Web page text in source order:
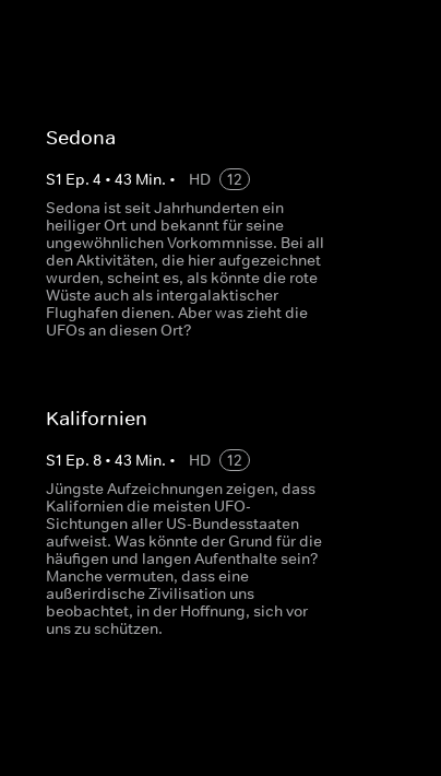
Sedona
S1 Ep. 4 • 43 Min. • HD
12
Sedona ist seit Jahrhunderten ein
heiliger Ort und bekannt für seine
ungewöhnlichen Vorkommnisse. Bei all
den Aktivitäten, die hier aufgezeichnet
wurden, scheint es, als könnte die rote
Wüste auch als intergalaktischer
Flughafen dienen. Aber was zieht die
UFOs an diesen Ort?
Kalifornien
S1 Ep. 8• 43 Min. • HD
12
Jüngste Aufzeichnungen zeigen, dass
Kalifornien die meisten UFO-
Sichtungen aller US-Bundesstaaten
aufweist. Was könnte der Grund für die
häufigen und langen Aufenthalte sein?
Manche vermuten, dass eine
außerirdische Zivilisation uns
beobachtet, in der Hoffnung, sich vor
uns zu schützen.